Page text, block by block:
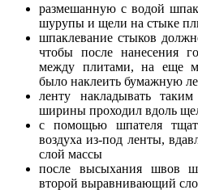
размешанную с водой
шурупы и щели на стыке
шпаклевание стыков
чтобы после нанесения
между плитами, на еще
было наклеить бумажную
ленту накладывать
ширины проходил вдоль
с помощью шпателя
воздуха из-под ленты,
слой массы
после высыхания швов
второй выравнивающий